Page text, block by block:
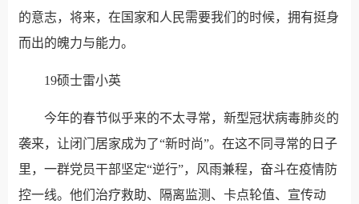
的意志，将来，在国家和人民需要我们的时候，拥有挺身
而出的魄力与能力。
19硕士雷小英
今年的春节似乎来的不太寻常，新型冠状病毒肺炎的
袭来，让闭门居家成为了“新时尚”。在这不同寻常的日子
里，一群党员干部坚定“逆行”，风雨兼程，奋斗在疫情防
控一线。他们治疗救助、隔离监测、卡点轮值、宣传动